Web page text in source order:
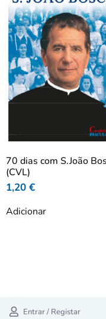
70 dias com S.João
(CVL)
1,20 €
Adicionar
Entrar / Registar